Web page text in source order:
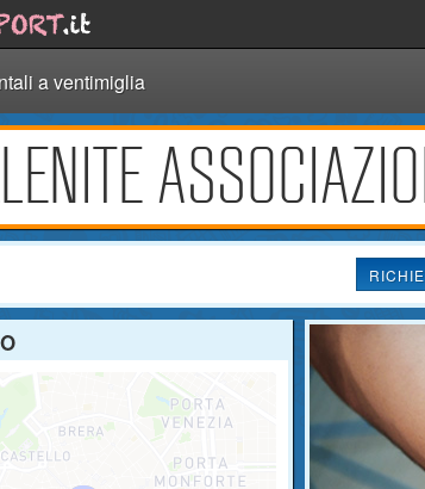
a ventimiglia